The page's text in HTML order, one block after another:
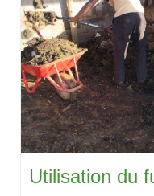
Utilisation du